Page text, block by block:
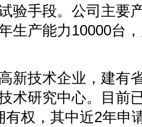
验手段。公司主要
生产能力10000台
技术企业，建有
术研究中心。目前
有权，其中近2年申